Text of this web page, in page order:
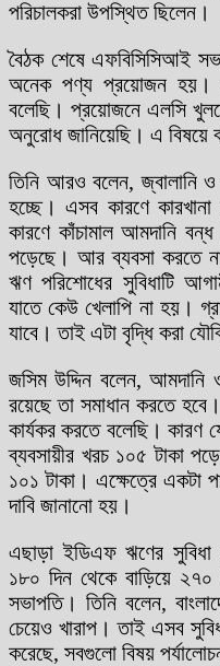
পরিচালকরা উপস্থিত ছিলেন।
বৈঠক শেষে এফবিসিসিআই
অনেক পণ্য প্রয়োজন হয়।
বলেছি। প্রয়োজনে এলসি
অনুরোধ জানিয়েছি। এ বিষয়ে
তিনি আরও বলেন, জ্বালানি ও
হচ্ছে। এসব কারণে
কারণে কাঁচামাল আমদানি
পড়েছে। আর ব্যবসা করতে না
ঋণ পরিশোধের সুবিধাটি
যাতে কেউ খেলাপি না হয়।
যাবে। তাই এটা বৃদ্ধি করা
জসিম উদ্দিন বলেন, আমদানি
রয়েছে তা সমাধান করতে
কার্যকর করতে বলেছি। কারণ
ব্যবসায়ীর খরচ ১০৫ টাকা
১০১ টাকা। এক্ষেত্রে একটা
দাবি জানানো হয়।
এছাড়া ইডিএফ ঋণের
১৮০ দিন থেকে বাড়িয়ে ২৭০
সভাপতি। তিনি বলেন,
চেয়েও খারাপ। তাই এসব
করেছে, সবগুলো বিষয়